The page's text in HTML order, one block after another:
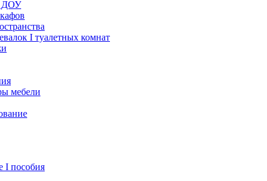
ДОУ
I туалетных комнат
мебели
I пособия